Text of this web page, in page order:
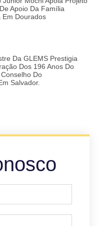
Apoio Da Família
Em Dourados
Da GLEMS Prestigia
Dos 196 Anos Do
Do
Salvador.